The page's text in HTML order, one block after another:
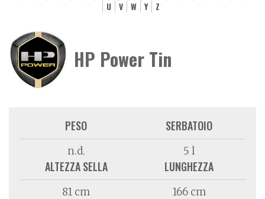
U
V W Y Z
HP Power Tin
PESO
n.d.
SERBATOIO
5 l
ALTEZZA SELLA
81 cm
LUNGHEZZA
166 cm